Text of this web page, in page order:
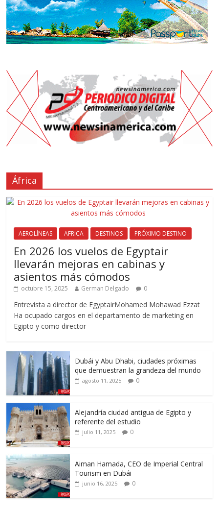
África
AEROLÍNEAS AFRICA DESTINOS PRÓXIMO DESTINO
En 2026 los vuelos de Egyptair
llevarán mejoras en cabinas y
asientos más cómodos
octubre 15, 2025 German Delgado 0
Entrevista a director de EgyptairMohamed Mohawad Ezzat
Ha ocupado cargos en el departamento de marketing en
Egipto y como director
Dubái y Abu Dhabi, ciudades próximas
que demuestran la grandeza del mundo
agosto 11, 2025 0
Alejandría ciudad antigua de Egipto y
referente del estudio
julio 11, 2025 0
Aiman Hamada, CEO de Imperial Central
Tourism en Dubái
junio 16, 2025 0